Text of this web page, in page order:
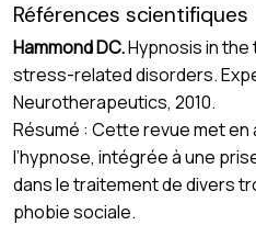
Références scientifiques
Hammond DC.Hypnosis in
stress-related disorders.
Neurotherapeutics, 2010.
Résumé : Cette revue met en
l’hypnose, intégrée à une
dans le traitement de divers
phobie sociale.